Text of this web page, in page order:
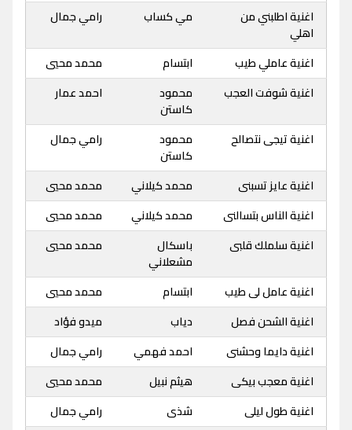
اغنية اطلبني من
اهلي
مي كساب رامي جمال
اغنية عاملي طيب ابتسام
محمد محيي
اغنية شوفت العجب
محمود
كاستن
احمد عمار
اغنية تيجى نتصالح
محمود
كاستن
رامي جمال
اغنية عايز تسبنى محمد كيلاني
محمد محيي
اغنية الناس بتسالنى
محمد كيلاني
محمد محيي
اغنية سلملك قلبى
باسكال
مشعلاني
محمد محيي
اغنية عامل لى طيب ابتسام
محمد محيي
اغنية الشحن فصل
دياب
ميدو فؤاد
اغنية دايما وحشنى
احمد فهمي
رامي جمال
اغنية معجب بيكى
هيثم نبيل
محمد محيي
اغنية طول ليلى
شذى
رامي جمال